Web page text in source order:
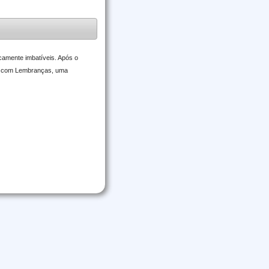
imbatíveis. Após o
Lembranças, uma